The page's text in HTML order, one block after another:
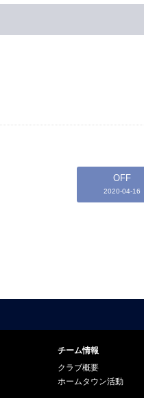
OFF
2020-04-16
チーム情報
クラブ概要
ホームタウン活動